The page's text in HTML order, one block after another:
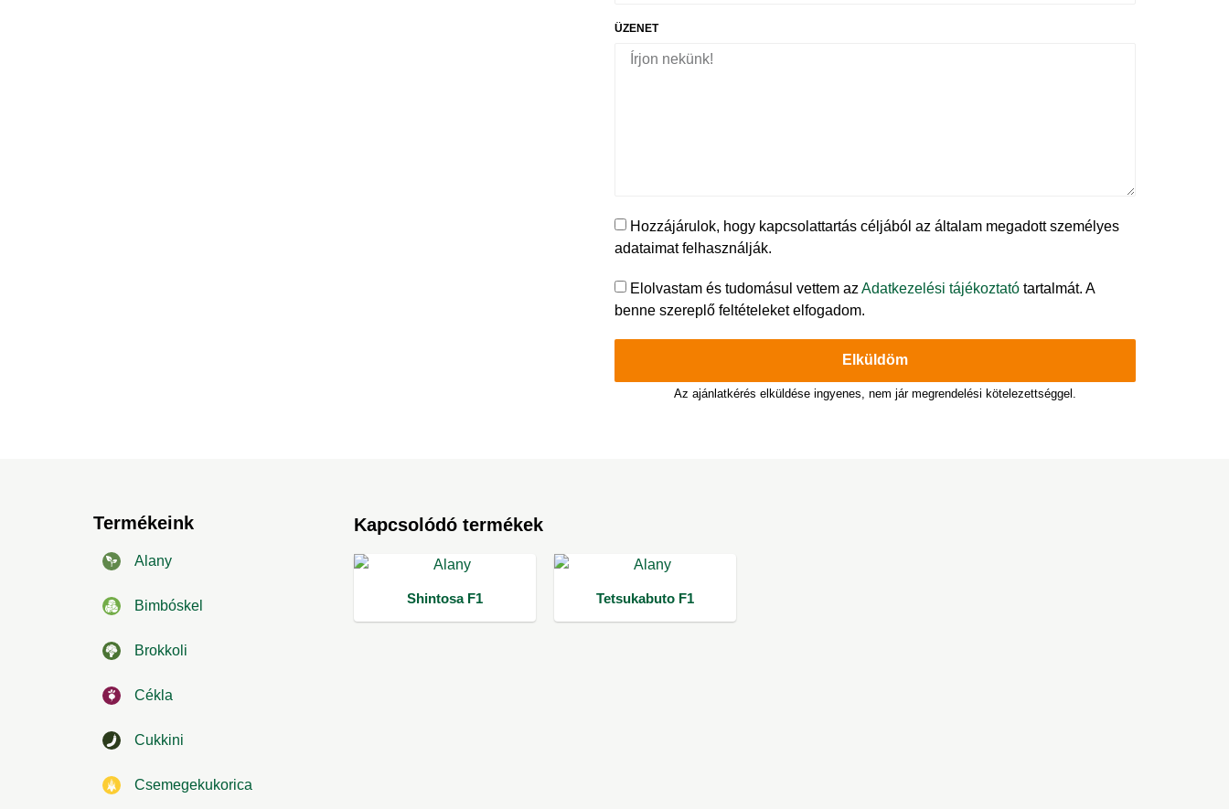
ÜZENET
Hozzájárulok, hogy kapcsolattartás céljából az általam megadott személyes
adataimat felhasználják.
Elolvastam és tudomásul vettem az Adatkezelési tájékoztató tartalmát. A
benne szereplő feltételeket elfogadom.
Elküldöm
Az ajánlatkérés elküldése ingyenes, nem jár megrendelési kötelezettséggel.
Termékeink
Alany
Bimbóskel
Brokkoli
Cékla
Cukkini
Csemegekukorica
Kapcsolódó termékek
Shintosa F1 Tetsukabuto F1